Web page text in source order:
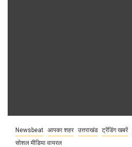
Newsbeat आपका शहर उत्तराखंड ट्रेंडिंग खबरें
सोशल मीडिया वायरल